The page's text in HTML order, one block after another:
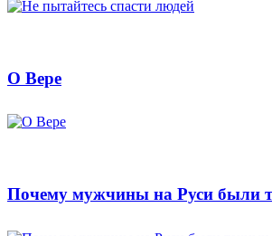
О Вере
Почему мужчины на Руси были